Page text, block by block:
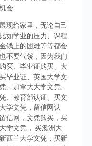
会
现给家里，无论自己
如学业的压力、课程
钱上的困难等等都会
不要气馁，因为我们
买、毕业证购买、大
毕业证、英国大学文
、加拿大大学文凭、
、教育部认证、买文
学文凭，留信网认
信网，文凭购买，买
学文凭， 买澳洲大
西兰大学文凭，买新